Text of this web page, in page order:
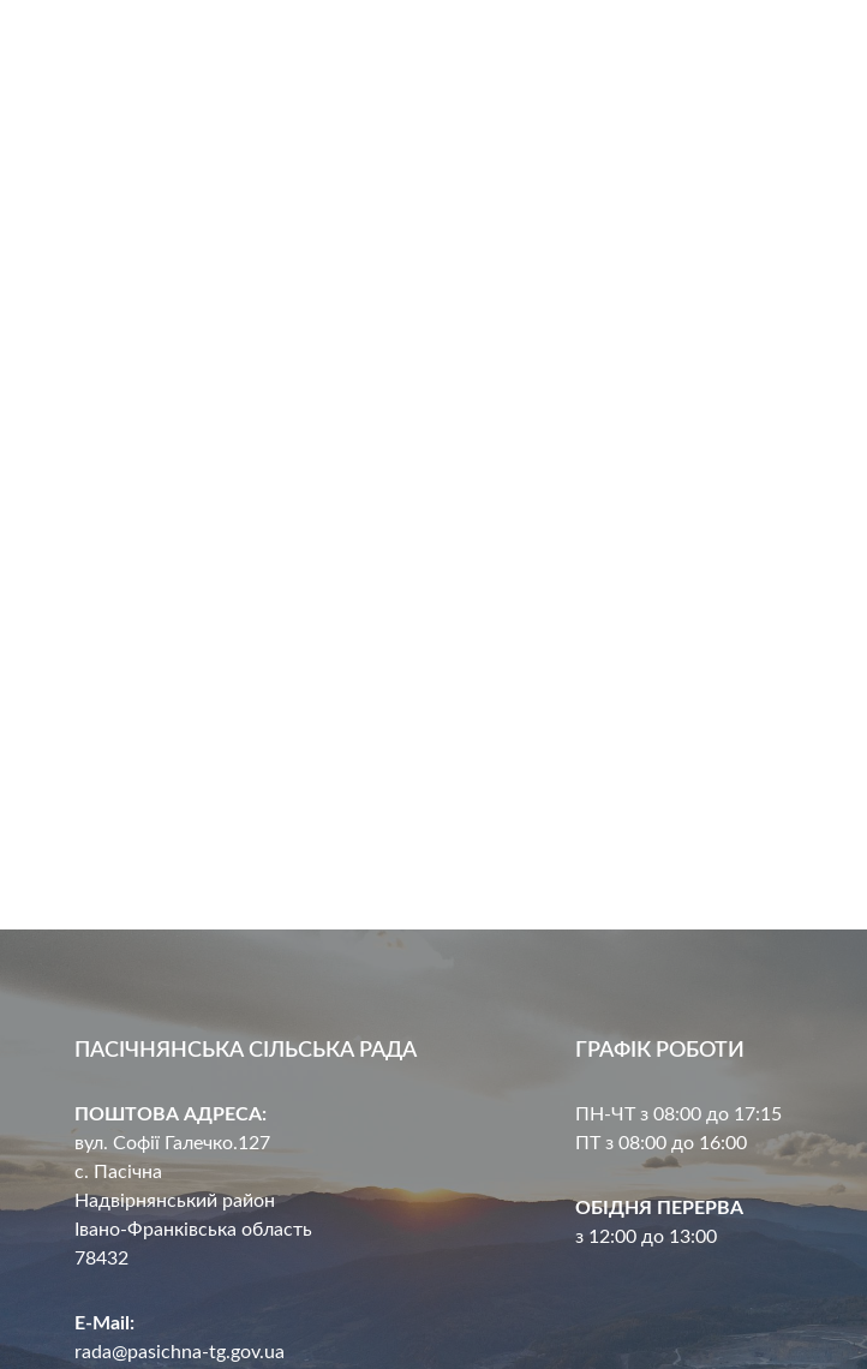
ПАСІЧНЯНСЬКА СІЛЬСЬКА РАДА
ПОШТОВА АДРЕСА:
вул. Софії Галечко.127
с. Пасічна
Надвірнянський район
Івано-Франківська область
78432
E-Mail:
rada@pasichna-tg.gov.ua
ГРАФІК РОБОТИ
ПН-ЧТ з 08:00 до 17:15
ПТ з 08:00 до 16:00
ОБІДНЯ ПЕРЕРВА
з 12:00 до 13:00